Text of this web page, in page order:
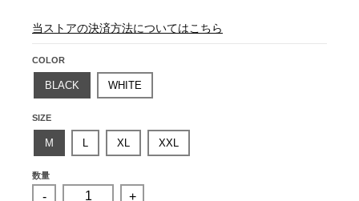
当ストアの決済方法についてはこちら
COLOR
BLACK WHITE
SIZE
M L XL XXL
数量
- +